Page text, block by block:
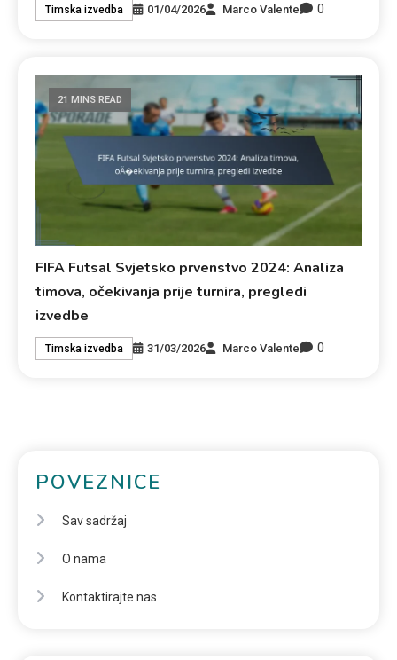
Timska izvedba 01/04/2026 Marco Valente 0
21 MINS READ
FIFA Futsal Svjetsko prvenstvo 2024: Analiza
timova, očekivanja prije turnira, pregledi
izvedbe
Timska izvedba 31/03/2026 Marco Valente 0
POVEZNICE
Sav sadržaj
O nama
Kontaktirajte nas